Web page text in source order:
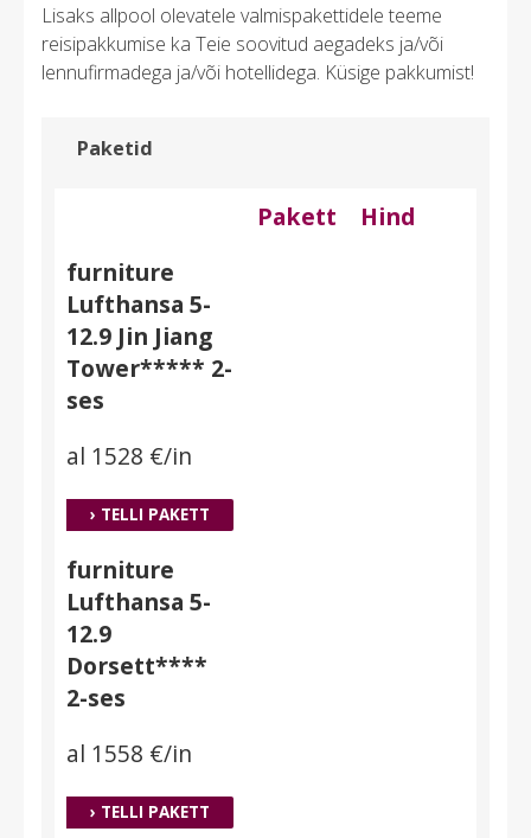
Lisaks allpool olevatele valmispakettidele teeme
reisipakkumise ka Teie soovitud aegadeks ja/või
lennufirmadega ja/või hotellidega. Küsige pakkumist!
Paketid
Pakett
Hind
furniture
Lufthansa 5-
12.9 Jin Jiang
Tower***** 2-
ses
al 1528 €/in
› TELLI PAKETT
furniture
Lufthansa 5-
12.9
Dorsett****
2-ses
al 1558 €/in
› TELLI PAKETT